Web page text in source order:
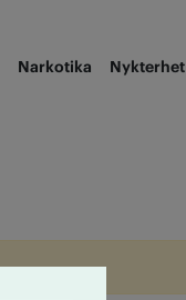
Narkotika Nykterhet